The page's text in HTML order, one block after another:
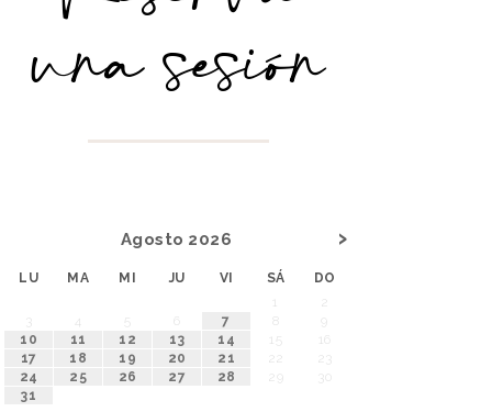
una sesión
›
Agosto 2026
LU MA MI JU VI SÁ
DO
1
2
3
4 7
10
11 12 13 14 15
16
17
18 19 20 21 22
23
24
25 26 27 28 29
30
31